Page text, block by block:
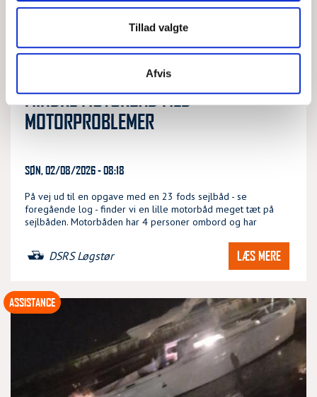
Tillad valgte
Afvis
MINDRE MOTORBÅD MED
MOTORPROBLEMER
SØN, 02/08/2026 - 08:18
På vej ud til en opgave med en 23 fods sejlbåd - se
foregående log - finder vi en lille motorbåd meget tæt på
sejlbåden. Motorbåden har 4 personer ombord og har
DSRS Løgstør LÆS MERE
ASSISTANCE